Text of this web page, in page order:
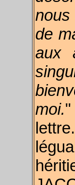
de
aux
moi.